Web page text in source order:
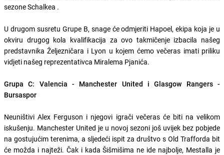
sezone Schalkea .
U drugom susretu Grupe B, snage će odmjeriti Hapoel, ekipa koja je u
okviru drugog kola kvalifikacija za ovo takmičenje izbacila našeg
predstavnika Željezničara i Lyon u kojem ćemo večeras imati priliku
vidjeti našeg reprezentativca Miralema Pjanića.
Grupa C: Valencia - Manchester United i Glasgow Rangers -
Bursaspor
Neuništivi Alex Ferguson i njegovi igrači večeras će biti na velikom
iskušenju. Manchester United je u novoj sezoni još uvijek bez pobjede
na gostujućim terenima, a sljedeći ispit za društvo s Old Trafforda bit
će možda i najteži. Čak i kada Šišmišima ne ide najbolje, Mestalla je